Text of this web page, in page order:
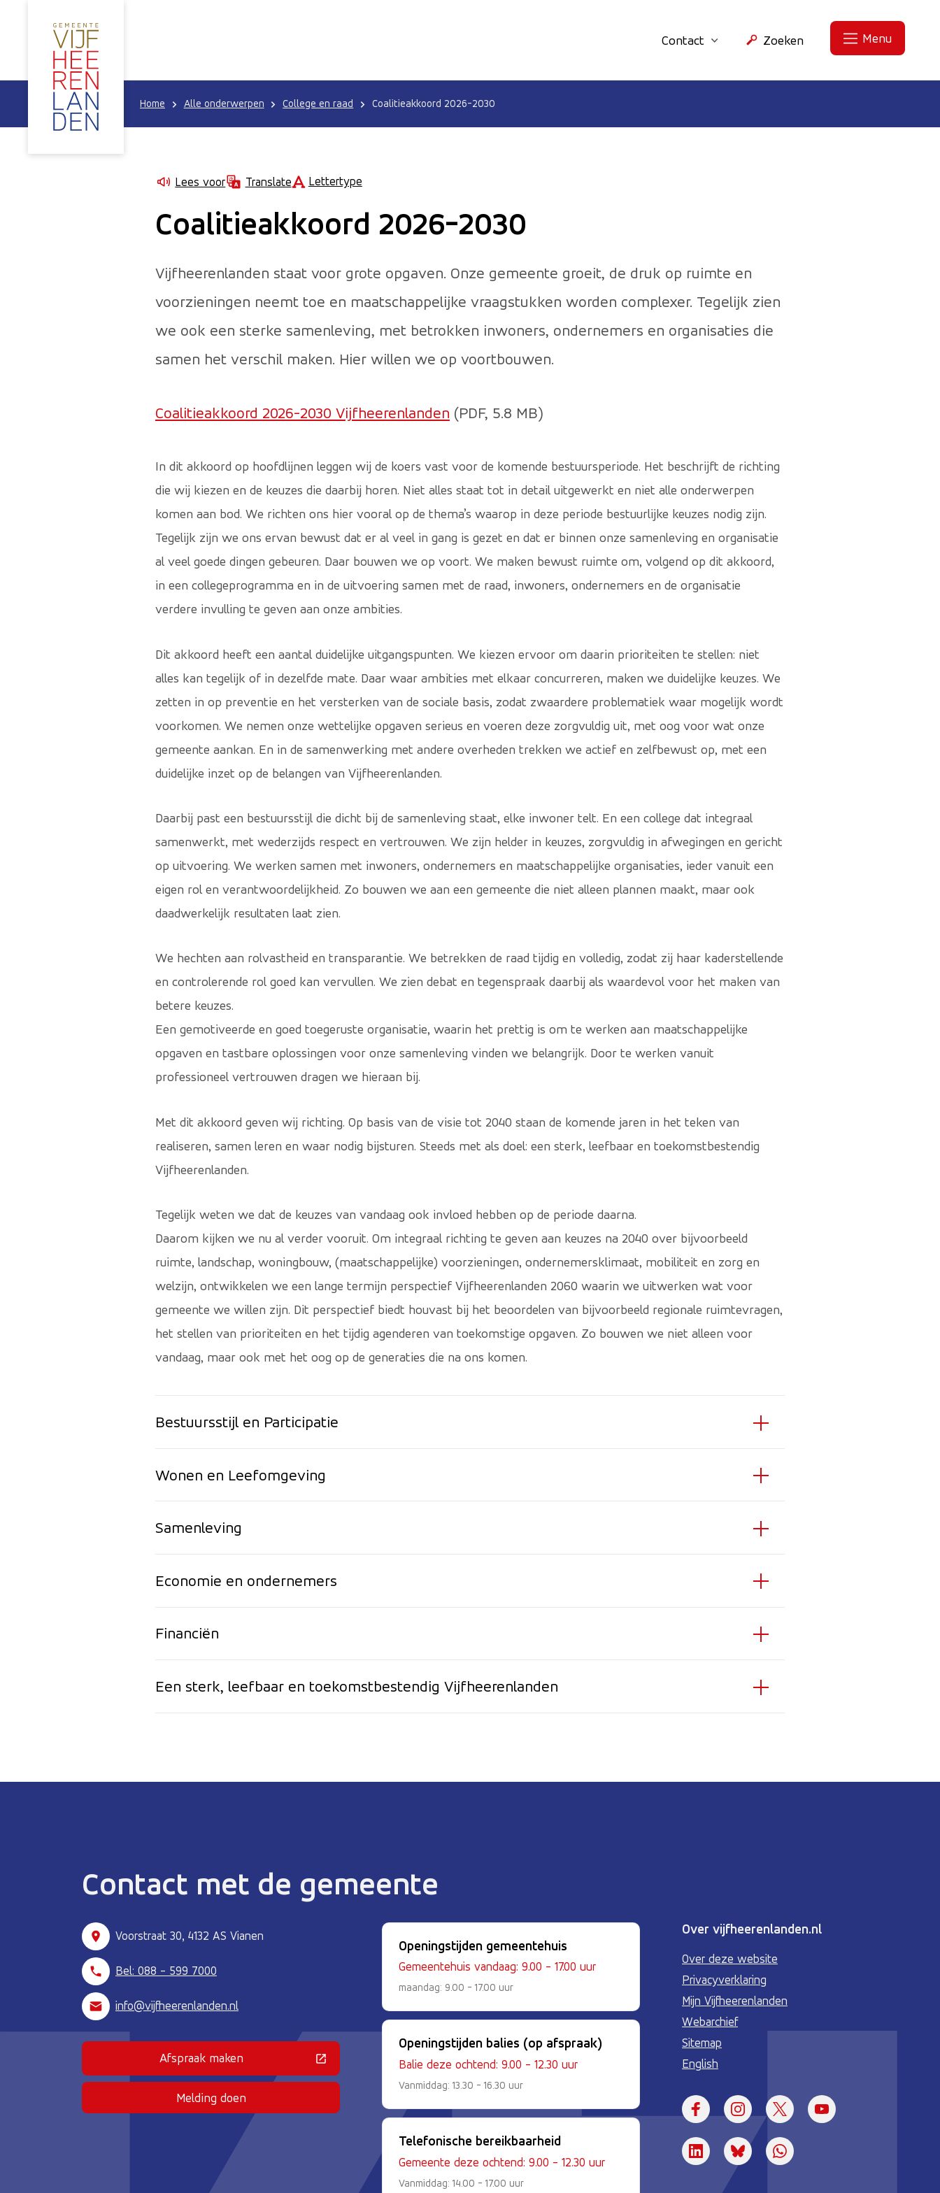
Contact Zoeken Menu
Home Alle onderwerpen College en raad Coalitieakkoord 2026-2030
Lees voor Translate Lettertype
Coalitieakkoord 2026-2030
Vijfheerenlanden staat voor grote opgaven. Onze gemeente groeit, de druk op ruimte en
voorzieningen neemt toe en maatschappelijke vraagstukken worden complexer. Tegelijk zien
we ook een sterke samenleving, met betrokken inwoners, ondernemers en organisaties die
samen het verschil maken. Hier willen we op voortbouwen.
Coalitieakkoord 2026-2030 Vijfheerenlanden (PDF, 5.8 MB)
In dit akkoord op hoofdlijnen leggen wij de koers vast voor de komende bestuursperiode. Het beschrijft de richting
die wij kiezen en de keuzes die daarbij horen. Niet alles staat tot in detail uitgewerkt en niet alle onderwerpen
komen aan bod. We richten ons hier vooral op de thema’s waarop in deze periode bestuurlijke keuzes nodig zijn.
Tegelijk zijn we ons ervan bewust dat er al veel in gang is gezet en dat er binnen onze samenleving en organisatie
al veel goede dingen gebeuren. Daar bouwen we op voort. We maken bewust ruimte om, volgend op dit akkoord,
in een collegeprogramma en in de uitvoering samen met de raad, inwoners, ondernemers en de organisatie
verdere invulling te geven aan onze ambities.
Dit akkoord heeft een aantal duidelijke uitgangspunten. We kiezen ervoor om daarin prioriteiten te stellen: niet
alles kan tegelijk of in dezelfde mate. Daar waar ambities met elkaar concurreren, maken we duidelijke keuzes. We
zetten in op preventie en het versterken van de sociale basis, zodat zwaardere problematiek waar mogelijk wordt
voorkomen. We nemen onze wettelijke opgaven serieus en voeren deze zorgvuldig uit, met oog voor wat onze
gemeente aankan. En in de samenwerking met andere overheden trekken we actief en zelfbewust op, met een
duidelijke inzet op de belangen van Vijfheerenlanden.
Daarbij past een bestuursstijl die dicht bij de samenleving staat, elke inwoner telt. En een college dat integraal
samenwerkt, met wederzijds respect en vertrouwen. We zijn helder in keuzes, zorgvuldig in afwegingen en gericht
op uitvoering. We werken samen met inwoners, ondernemers en maatschappelijke organisaties, ieder vanuit een
eigen rol en verantwoordelijkheid. Zo bouwen we aan een gemeente die niet alleen plannen maakt, maar ook
daadwerkelijk resultaten laat zien.
We hechten aan rolvastheid en transparantie. We betrekken de raad tijdig en volledig, zodat zij haar kaderstellende
en controlerende rol goed kan vervullen. We zien debat en tegenspraak daarbij als waardevol voor het maken van
betere keuzes.
Een gemotiveerde en goed toegeruste organisatie, waarin het prettig is om te werken aan maatschappelijke
opgaven en tastbare oplossingen voor onze samenleving vinden we belangrijk. Door te werken vanuit
professioneel vertrouwen dragen we hieraan bij.
Met dit akkoord geven wij richting. Op basis van de visie tot 2040 staan de komende jaren in het teken van
realiseren, samen leren en waar nodig bijsturen. Steeds met als doel: een sterk, leefbaar en toekomstbestendig
Vijfheerenlanden.
Tegelijk weten we dat de keuzes van vandaag ook invloed hebben op de periode daarna.
Daarom kijken we nu al verder vooruit. Om integraal richting te geven aan keuzes na 2040 over bijvoorbeeld
ruimte, landschap, woningbouw, (maatschappelijke) voorzieningen, ondernemersklimaat, mobiliteit en zorg en
welzijn, ontwikkelen we een lange termijn perspectief Vijfheerenlanden 2060 waarin we uitwerken wat voor
gemeente we willen zijn. Dit perspectief biedt houvast bij het beoordelen van bijvoorbeeld regionale ruimtevragen,
het stellen van prioriteiten en het tijdig agenderen van toekomstige opgaven. Zo bouwen we niet alleen voor
vandaag, maar ook met het oog op de generaties die na ons komen.
Bestuursstijl en Participatie
Wonen en Leefomgeving
Samenleving
Economie en ondernemers
Financiën
Een sterk, leefbaar en toekomstbestendig Vijfheerenlanden
Contact met de gemeente
Voorstraat 30, 4132 AS Vianen
Bel: 088 - 599 7000
info@vijfheerenlanden.nl
Afspraak maken(Deze link gaat naar een externe website)
Melding doen
Openingstijden gemeentehuis
Gemeentehuis vandaag: 9.00 - 17.00 uur
maandag: 9.00 - 17.00 uur
Openingstijden balies (op afspraak)
Balie deze ochtend: 9.00 - 12.30 uur
Vanmiddag: 13.30 - 16.30 uur
Telefonische bereikbaarheid
Gemeente deze ochtend: 9.00 - 12.30 uur
Vanmiddag: 14.00 - 17.00 uur
Over vijfheerenlanden.nl
Over deze website
Privacyverklaring
Mijn Vijfheerenlanden
Webarchief
Sitemap
English